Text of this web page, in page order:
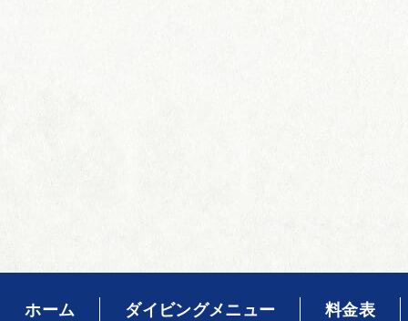
ホーム ダイビングメニュー 料金表